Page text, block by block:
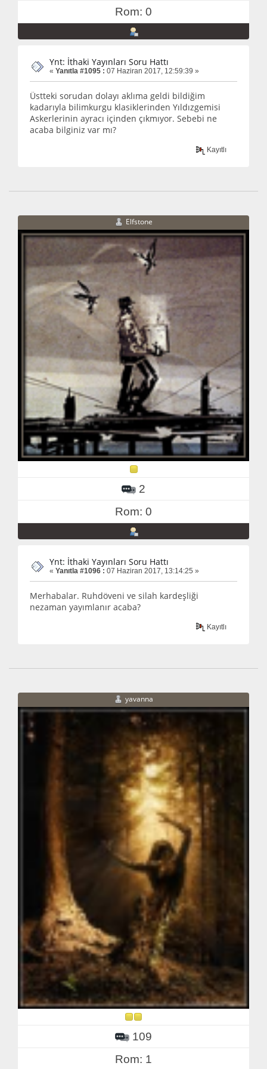
Rom: 0
Ynt: İthaki Yayınları Soru Hattı
« Yanıtla #1095 : 07 Haziran 2017, 12:59:39 »
Üstteki sorudan dolayı aklıma geldi bildiğim
kadarıyla bilimkurgu klasiklerinden Yıldızgemisi
Askerlerinin ayracı içinden çıkmıyor. Sebebi ne
acaba bilginiz var mı?
Kayıtlı
Elfstone
2
Rom: 0
Ynt: İthaki Yayınları Soru Hattı
« Yanıtla #1096 : 07 Haziran 2017, 13:14:25 »
Merhabalar. Ruhdöveni ve silah kardeşliği
nezaman yayımlanır acaba?
Kayıtlı
yavanna
109
Rom: 1